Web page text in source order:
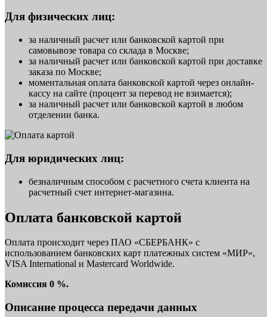
Для физических лиц:
за наличный расчет или банковской картой при
самовывозе товара со склада в Москве;
за наличный расчет или банковской картой при доставке
заказа по Москве;
моментальная оплата банковской картой через онлайн-
кассу на сайте (процент за перевод не взимается);
за наличный расчет или банковской картой в любом
отделении банка.
Для юридических лиц:
безналичным способом с расчетного счета клиента на
расчетный счет интернет-магазина.
Оплата банковской картой
Оплата происходит через ПАО «СБЕРБАНК» с
использованием банковских карт платежных систем «МИР»,
VISA International и Mastercard Worldwide.
Комиссия 0 %.
Описание процесса передачи данных